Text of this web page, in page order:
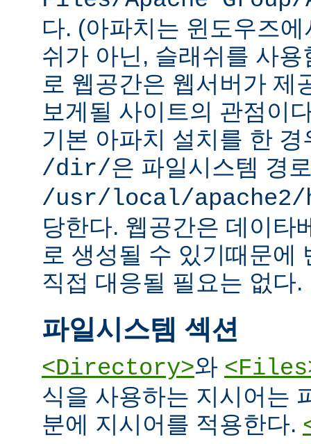
다. (아파치는 윈도우즈
쉬가 아닌, 슬래쉬를 사
로 웹공간은 웹서버가 제
보게될 사이트의 관점이
기본 아파치 설치를 한
/dir/은 파일시스템 경
/usr/local/
당한다. 웹공간은 데이타
로 생성될 수 있기때문에
직접 대응될 필요는 없다.
파일시스템 섹션
<Directory>와
식을 사용하는 지시어는
분에 지시어를 적용한다.